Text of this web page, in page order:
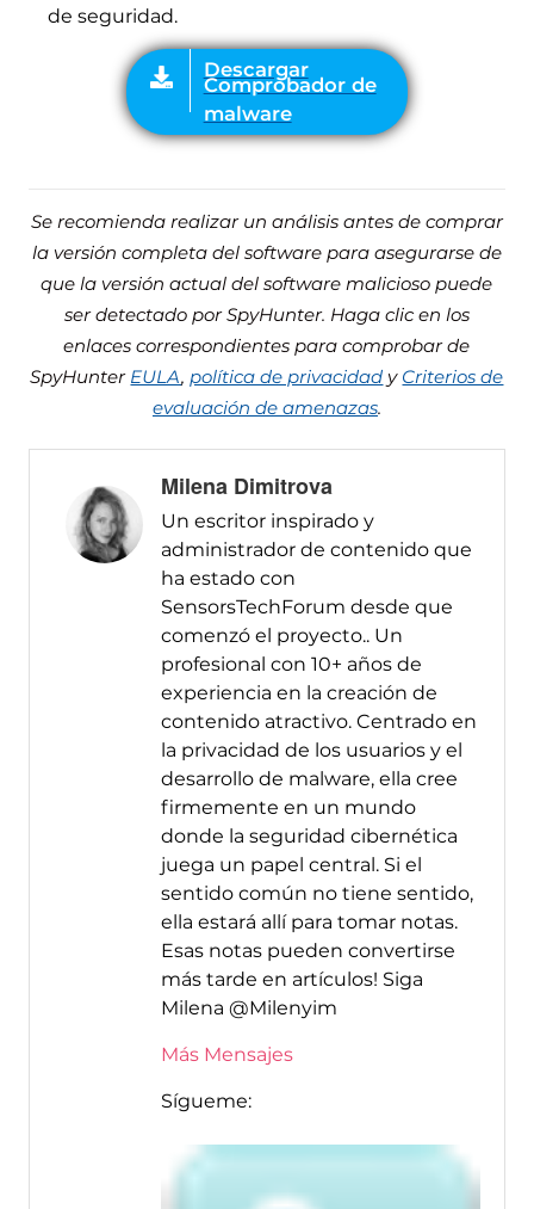
de seguridad.
Se recomienda realizar un análisis antes de comprar
la versión completa del software para asegurarse de
que la versión actual del software malicioso puede
ser detectado por SpyHunter. Haga clic en los
enlaces correspondientes para comprobar de
SpyHunter EULA, política de privacidad y Criterios de
evaluación de amenazas.
Milena Dimitrova
Un escritor inspirado y
administrador de contenido que
ha estado con
SensorsTechForum desde que
comenzó el proyecto.. Un
profesional con 10+ años de
experiencia en la creación de
contenido atractivo. Centrado en
la privacidad de los usuarios y el
desarrollo de malware, ella cree
firmemente en un mundo
donde la seguridad cibernética
juega un papel central. Si el
sentido común no tiene sentido,
ella estará allí para tomar notas.
Esas notas pueden convertirse
más tarde en artículos! Siga
Milena @Milenyim
Más Mensajes
Sígueme: